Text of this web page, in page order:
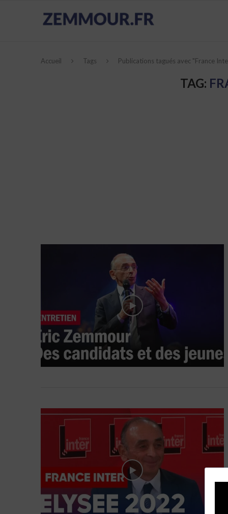
Accueil Tags Publications tagués avec "France
TAG: